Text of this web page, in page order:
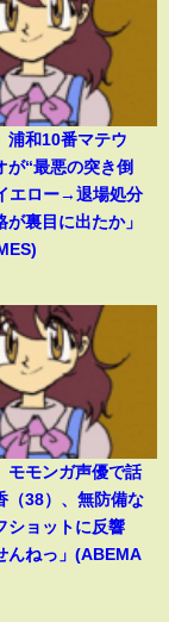
浦和10番マテウ
が“最悪の突き倒
エロー→退場処分
が裏目に出たか」
モモンガ声優で話
（38）、無防備な
ショットに反響
んねっ」(ABEMA